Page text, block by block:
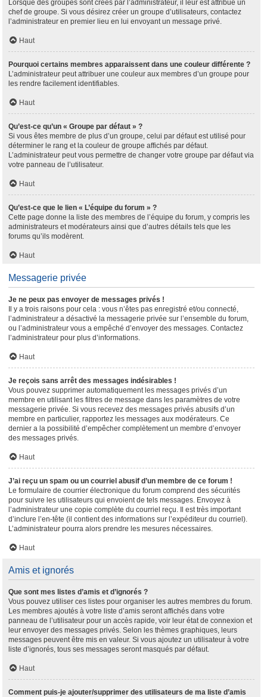
Lorsque des groupes sont créés par l’administrateur, il leur est attribué un
chef de groupe. Si vous désirez créer un groupe d’utilisateurs, contactez
l’administrateur en premier lieu en lui envoyant un message privé.
Haut
Pourquoi certains membres apparaissent dans une couleur différente ?
L’administrateur peut attribuer une couleur aux membres d’un groupe pour
les rendre facilement identifiables.
Haut
Qu’est-ce qu’un « Groupe par défaut » ?
Si vous êtes membre de plus d’un groupe, celui par défaut est utilisé pour
déterminer le rang et la couleur de groupe affichés par défaut.
L’administrateur peut vous permettre de changer votre groupe par défaut via
votre panneau de l’utilisateur.
Haut
Qu’est-ce que le lien « L’équipe du forum » ?
Cette page donne la liste des membres de l’équipe du forum, y compris les
administrateurs et modérateurs ainsi que d’autres détails tels que les
forums qu’ils modèrent.
Haut
Messagerie privée
Je ne peux pas envoyer de messages privés !
Il y a trois raisons pour cela : vous n’êtes pas enregistré et/ou connecté,
l’administrateur a désactivé la messagerie privée sur l’ensemble du forum,
ou l’administrateur vous a empêché d’envoyer des messages. Contactez
l’administrateur pour plus d’informations.
Haut
Je reçois sans arrêt des messages indésirables !
Vous pouvez supprimer automatiquement les messages privés d’un
membre en utilisant les filtres de message dans les paramètres de votre
messagerie privée. Si vous recevez des messages privés abusifs d’un
membre en particulier, rapportez les messages aux modérateurs. Ce
dernier a la possibilité d’empêcher complètement un membre d’envoyer
des messages privés.
Haut
J’ai reçu un spam ou un courriel abusif d’un membre de ce forum !
Le formulaire de courrier électronique du forum comprend des sécurités
pour suivre les utilisateurs qui envoient de tels messages. Envoyez à
l’administrateur une copie complète du courriel reçu. Il est très important
d’inclure l’en-tête (il contient des informations sur l’expéditeur du courriel).
L’administrateur pourra alors prendre les mesures nécessaires.
Haut
Amis et ignorés
Que sont mes listes d’amis et d’ignorés ?
Vous pouvez utiliser ces listes pour organiser les autres membres du forum.
Les membres ajoutés à votre liste d’amis seront affichés dans votre
panneau de l’utilisateur pour un accès rapide, voir leur état de connexion et
leur envoyer des messages privés. Selon les thèmes graphiques, leurs
messages peuvent être mis en valeur. Si vous ajoutez un utilisateur à votre
liste d’ignorés, tous ses messages seront masqués par défaut.
Haut
Comment puis-je ajouter/supprimer des utilisateurs de ma liste d’amis